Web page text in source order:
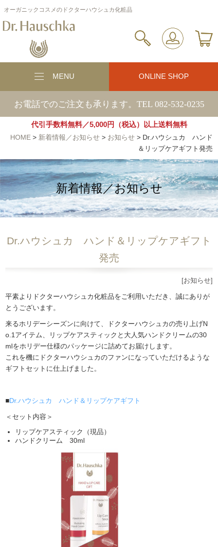
オーガニックコスメのドクターハウシュカ化粧品
MENU ONLINE SHOP
お電話でのご注文も承ります。TEL 082-532-0235
代引手数料無料／5,000円（税込）以上送料無料
HOME> 新着情報／お知らせ> お知らせ> Dr.ハウシュカ ハンド
＆リップケアギフト発売
新着情報／お知らせ
Dr.ハウシュカ ハンド＆リップケアギフト
発売
[お知らせ]
平素よりドクターハウシュカ化粧品をご利用いただき、誠にありが
とうございます。
来るホリデーシーズンに向けて、ドクターハウシュカの売り上げN
o.1アイテム、リップケアスティックと大人気ハンドクリームの30
mlをホリデー仕様のパッケージに詰めてお届けします。
これを機にドクターハウシュカのファンになっていただけるような
ギフトセットに仕上げました。
■Dr.ハウシュカ ハンド＆リップケアギフト
＜セット内容＞
リップケアスティック（現品）
ハンドクリーム 30ml